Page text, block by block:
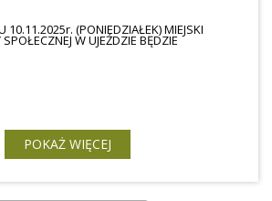
10.11.2025r. (PONIEDZIAŁEK) MIEJSKI
W UJEŹDZIE BĘDZIE
POKAŻ WIĘCEJ